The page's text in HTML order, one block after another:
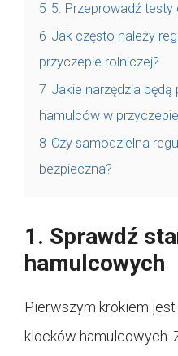
5 5. Przeprowadź testy
6 Jak często należy
przyczepie rolniczej?
7 Jakie narzędzia
hamulców w
8 Czy samodzielna
bezpieczna?
1. Sprawdź
hamulcowych
Pierwszym krokiem
klocków hamulcowych.